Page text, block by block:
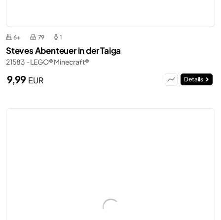
6+ 79 1
Steves Abenteuer in der Taiga
21583 - LEGO® Minecraft®
9,99 EUR Details